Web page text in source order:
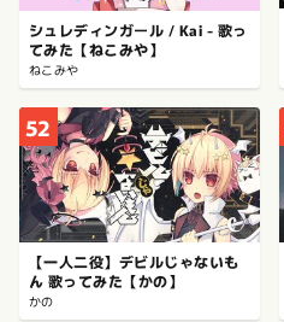
シュレディンガール / Kai - 歌っ
てみた【ねこみや】
ねこみや
52
【一人二役】デビルじゃないも
ん 歌ってみた【かの】
かの